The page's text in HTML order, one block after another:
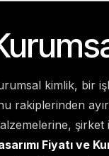
kimlik, bir
rakiplerinden
şirket
Fiyatı ve